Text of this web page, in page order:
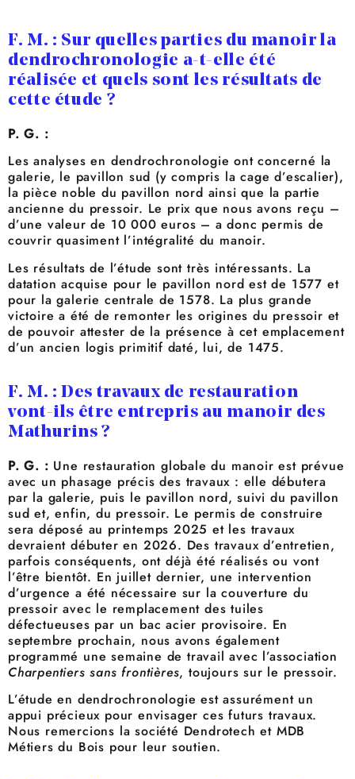
F. M. : Sur quelles parties du manoir la
dendrochronologie a-t-elle été
réalisée et quels sont les résultats de
cette étude ?
P. G. :
Les analyses en dendrochronologie ont concerné la
galerie, le pavillon sud (y compris la cage d’escalier),
la pièce noble du pavillon nord ainsi que la partie
ancienne du pressoir. Le prix que nous avons reçu –
d’une valeur de 10 000 euros – a donc permis de
couvrir quasiment l’intégralité du manoir.
Les résultats de l’étude sont très intéressants. La
datation acquise pour le pavillon nord est de 1577 et
pour la galerie centrale de 1578. La plus grande
victoire a été de remonter les origines du pressoir et
de pouvoir attester de la présence à cet emplacement
d’un ancien logis primitif daté, lui, de 1475.
F. M. : Des travaux de restauration
vont-ils être entrepris au manoir des
Mathurins ?
P. G. : Une restauration globale du manoir est prévue
avec un phasage précis des travaux : elle débutera
par la galerie, puis le pavillon nord, suivi du pavillon
sud et, enfin, du pressoir. Le permis de construire
sera déposé au printemps 2025 et les travaux
devraient débuter en 2026. Des travaux d’entretien,
parfois conséquents, ont déjà été réalisés ou vont
l’être bientôt. En juillet dernier, une intervention
d’urgence a été nécessaire sur la couverture du
pressoir avec le remplacement des tuiles
défectueuses par un bac acier provisoire. En
septembre prochain, nous avons également
programmé une semaine de travail avec l’association
Charpentiers sans frontières, toujours sur le pressoir.
L’étude en dendrochronologie est assurément un
appui précieux pour envisager ces futurs travaux.
Nous remercions la société Dendrotech et MDB
Métiers du Bois pour leur soutien.